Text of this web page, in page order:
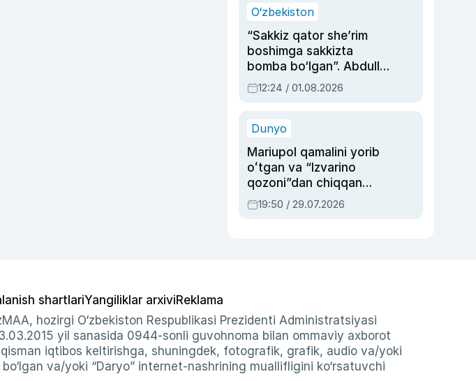
O‘zbekiston
“Sakkiz qator she’rim
boshimga sakkizta
bomba bo‘lgan”. Abdulla
Oripovni siyosiy
ayblovlardan asrab
12:24 / 01.08.2026
Dunyo
Mariupol qamalini yorib
oʻtgan va “Izvarino
qozoni”dan chiqqan
qahramon — Ukraina
armiyasi bosh
19:50 / 29.07.2026
shartlariYangiliklar arxiviReklama
hozirgi O‘zbekiston Respublikasi Prezidenti Administratsiyasi
yil sanasida 0944-sonli guvohnoma bilan ommaviy axborot
iqtibos keltirishga, shuningdek, fotografik, grafik, audio va/yoki
va/yoki “Daryo” internet-nashrining muallifligini ko‘rsatuvchi